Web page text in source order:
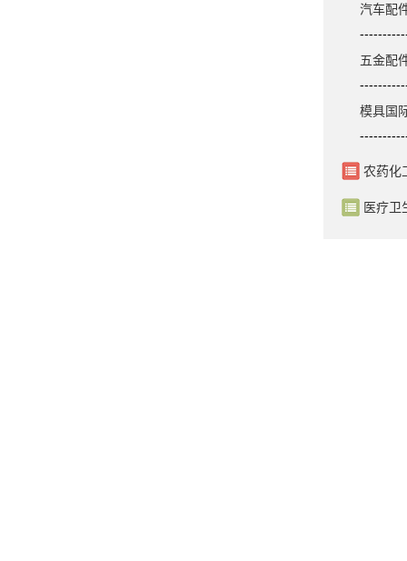
汽车配
五金配
模具国
农药化
医疗卫